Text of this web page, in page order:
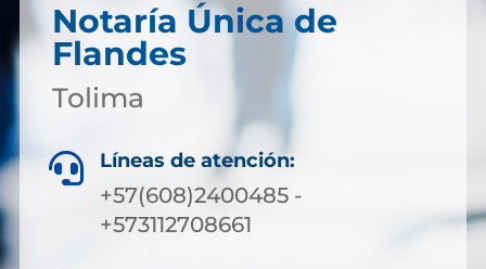
Notaría Única de
Flandes
Tolima
 Líneas de atención:
+57(608)2400485 -
+573112708661